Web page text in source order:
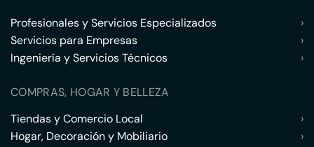
Profesionales y Servicios Especializados
›
Servicios para Empresas
›
Ingeniería y Servicios Técnicos
›
COMPRAS, HOGAR Y BELLEZA
Tiendas y Comercio Local
›
Hogar, Decoración y Mobiliario
›